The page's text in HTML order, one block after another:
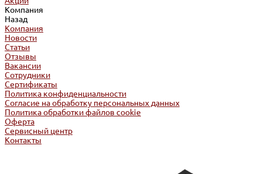
Компания
Назад
Компания
Новости
Статьи
Отзывы
Вакансии
Сотрудники
Сертификаты
Политика конфиденциальности
Согласие на обработку персональных данных
Политика обработки файлов cookie
Оферта
Сервисный центр
Контакты